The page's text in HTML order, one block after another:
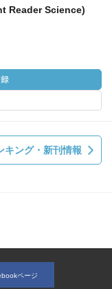
Reader Science)
ング・新刊情報
ページ